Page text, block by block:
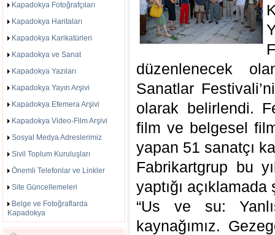
Kapadokya Fotoğrafçıları
Kapadokya Haritaları
Kapadokya Karikatürleri
Kapadokya ve Sanat
Kapadokya Yazıları
Kapadokya Yayın Arşivi
Kapadokya Efemera Arşivi
Kapadokya Video-Film Arşivi
Sosyal Medya Adreslerimiz
Sivil Toplum Kuruluşları
Önemli Telefonlar ve Linkler
Site Güncellemeleri
Belge ve Fotoğraflarda
Kapadokya
düzenlenecek
Sanatlar
olarak belirlendi.
film ve belgesel
yapan 51 sanatçı
Fabrikartgrup bu
yaptığı
“Us ve su:
kaynağımız.